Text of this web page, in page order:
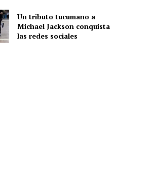
Un tributo tucumano a
Michael Jackson conquista
las redes sociales